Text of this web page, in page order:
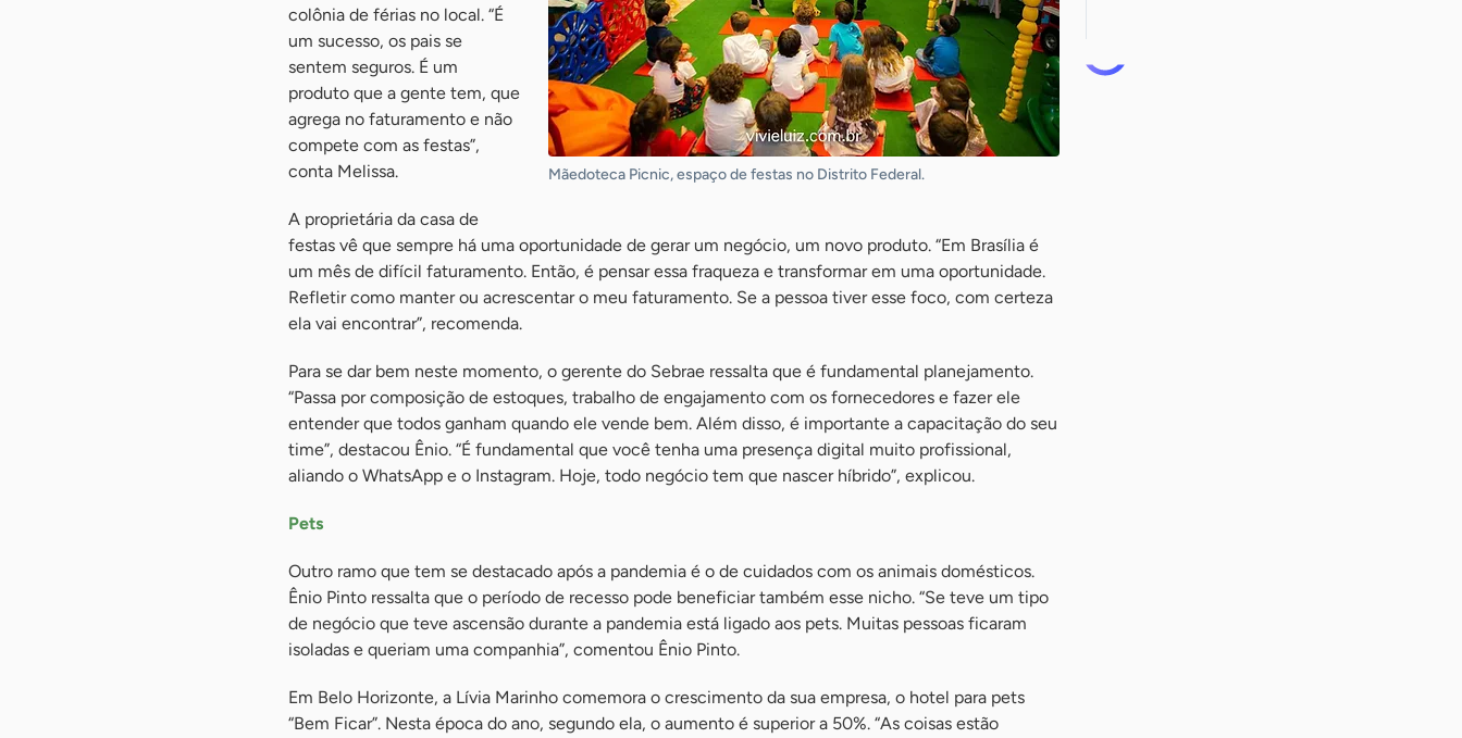
Mãedoteca Picnic, espaço de festas no Distrito Federal.
colônia de férias no local. “É
um sucesso, os pais se
sentem seguros. É um
produto que a gente tem, que
agrega no faturamento e não
compete com as festas”,
conta Melissa.
A proprietária da casa de
festas vê que sempre há uma oportunidade de gerar um negócio, um novo produto. “Em Brasília é
um mês de difícil faturamento. Então, é pensar essa fraqueza e transformar em uma oportunidade.
Refletir como manter ou acrescentar o meu faturamento. Se a pessoa tiver esse foco, com certeza
ela vai encontrar”, recomenda.
Para se dar bem neste momento, o gerente do Sebrae ressalta que é fundamental planejamento.
“Passa por composição de estoques, trabalho de engajamento com os fornecedores e fazer ele
entender que todos ganham quando ele vende bem. Além disso, é importante a capacitação do seu
time”, destacou Ênio. “É fundamental que você tenha uma presença digital muito profissional,
aliando o WhatsApp e o Instagram. Hoje, todo negócio tem que nascer híbrido”, explicou.
Pets
Outro ramo que tem se destacado após a pandemia é o de cuidados com os animais domésticos.
Ênio Pinto ressalta que o período de recesso pode beneficiar também esse nicho. “Se teve um tipo
de negócio que teve ascensão durante a pandemia está ligado aos pets. Muitas pessoas ficaram
isoladas e queriam uma companhia”, comentou Ênio Pinto.
Em Belo Horizonte, a Lívia Marinho comemora o crescimento da sua empresa, o hotel para pets
“Bem Ficar”. Nesta época do ano, segundo ela, o aumento é superior a 50%. “As coisas estão